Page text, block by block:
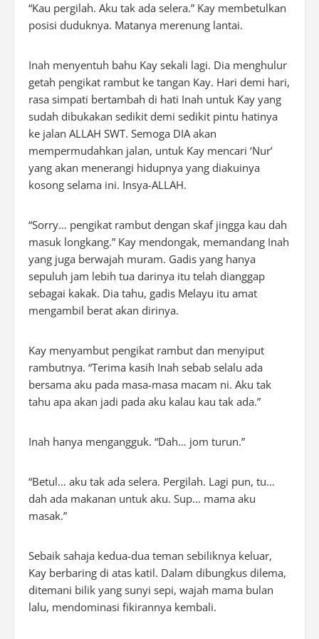
“Kau pergilah. Aku tak ada selera.” Kay membetulkan
posisi duduknya. Matanya merenung lantai.
Inah menyentuh bahu Kay sekali lagi. Dia menghulur
getah pengikat rambut ke tangan Kay. Hari demi hari,
rasa simpati bertambah di hati Inah untuk Kay yang
sudah dibukakan sedikit demi sedikit pintu hatinya
ke jalan ALLAH SWT. Semoga DIA akan
mempermudahkan jalan, untuk Kay mencari ‘Nur’
yang akan menerangi hidupnya yang diakuinya
kosong selama ini. Insya-ALLAH.
“Sorry… pengikat rambut dengan skaf jingga kau dah
masuk longkang.” Kay mendongak, memandang Inah
yang juga berwajah muram. Gadis yang hanya
sepuluh jam lebih tua darinya itu telah dianggap
sebagai kakak. Dia tahu, gadis Melayu itu amat
mengambil berat akan dirinya.
Kay menyambut pengikat rambut dan menyiput
rambutnya. “Terima kasih Inah sebab selalu ada
bersama aku pada masa-masa macam ni. Aku tak
tahu apa akan jadi pada aku kalau kau tak ada.”
Inah hanya mengangguk. “Dah… jom turun.”
“Betul… aku tak ada selera. Pergilah. Lagi pun, tu…
dah ada makanan untuk aku. Sup… mama aku
masak.”
Sebaik sahaja kedua-dua teman sebiliknya keluar,
Kay berbaring di atas katil. Dalam dibungkus dilema,
ditemani bilik yang sunyi sepi, wajah mama bulan
lalu, mendominasi fikirannya kembali.